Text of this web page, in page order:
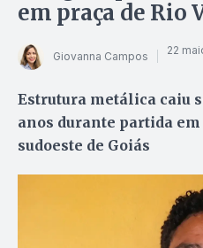
em praça de Rio
Giovanna Campos 22
Estrutura metálica caiu
anos durante partida
sudoeste de Goiás